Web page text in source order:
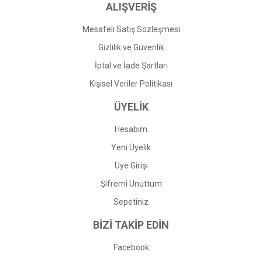
ALIŞVERİŞ
Mesafeli Satış Sözleşmesi
Gizlilik ve Güvenlik
İptal ve İade Şartları
Kişisel Veriler Politikası
ÜYELİK
Hesabım
Yeni Üyelik
Üye Girişi
Şifremi Unuttum
Sepetiniz
BİZİ TAKİP EDİN
Facebook